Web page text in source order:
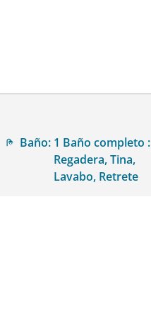
Baño: 1 Baño completo :
Regadera, Tina,
Lavabo, Retrete